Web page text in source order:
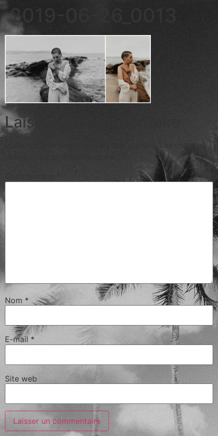
2019-06-26_0013
Laisser un commentaire
Votre adresse e-mail ne sera pas publiée.
Les champs
Commentaire
Nom *
E-mail *
Site web